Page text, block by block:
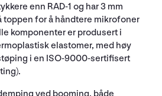
enn RAD-1 og har 3 mm
toppen for å håndtere mikrofoner
komponenter er produsert i
elastomer, med høy
i en ISO-9000-sertifisert